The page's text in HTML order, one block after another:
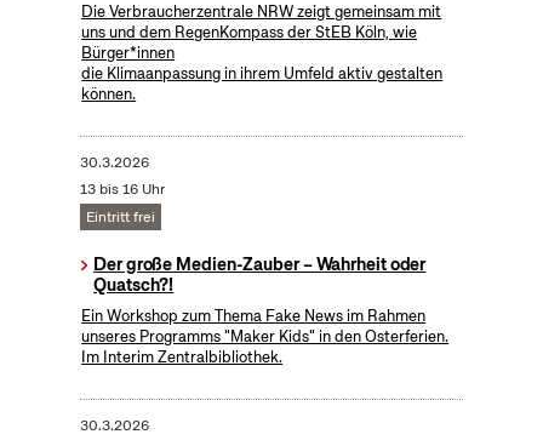
Die Verbraucherzentrale NRW zeigt gemeinsam mit
uns und dem RegenKompass der StEB Köln, wie
Bürger*innen
die Klimaanpassung in ihrem Umfeld aktiv gestalten
können.
30.3.2026
13 bis 16 Uhr
Eintritt frei
Der große Medien-Zauber – Wahrheit oder
Quatsch?!
Ein Workshop zum Thema Fake News im Rahmen
unseres Programms "Maker Kids" in den Osterferien.
Im Interim Zentralbibliothek.
30.3.2026